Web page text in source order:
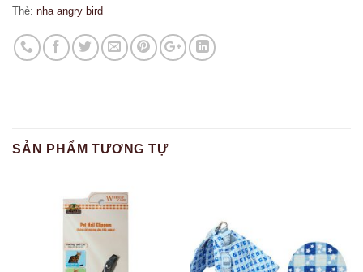
Thẻ: nha angry bird
SẢN PHẨM TƯƠNG TỰ